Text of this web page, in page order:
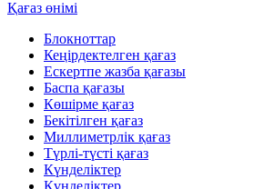
Қағаз өнімі
Блокноттар
Кеңірдектелген қағаз
Ескертпе жазба қағазы
Баспа қағазы
Көшірме қағаз
Бекітілген қағаз
Миллиметрлік қағаз
Түрлі-түсті қағаз
Күнделіктер
Күнделіктер